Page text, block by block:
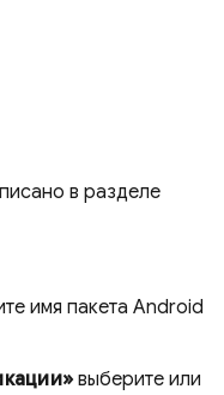
в разделе
имя пакета Android
выберите или